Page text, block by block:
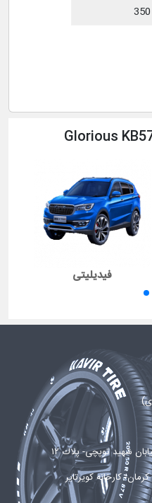
ثر
350
Glorious
فیدیلیتی
شهید توپچی- پلاك ۱۲